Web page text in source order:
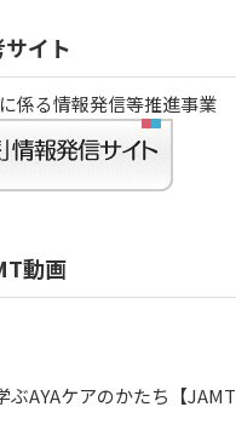
イト
に係る情報発信等推進事業
動画
ぶAYAケアのかたち【JAMT